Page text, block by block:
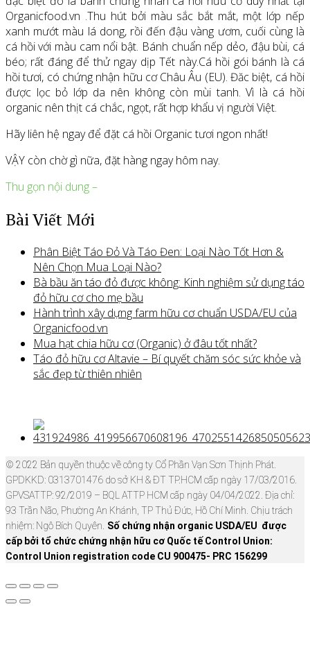
Organicfood.vn .Thu hút bởi màu sắc bắt mắt, một lớp nếp
xanh mướt màu lá dong, rồi đến đậu vàng ươm, cuối cùng là
cá hồi với màu cam nổi bật. Bánh chuẩn nếp dẻo, đậu bùi, cá
béo; rất đáng để thử ngay dịp Tết này.Cá hồi gói bánh là cá
hồi tươi, có chứng nhận hữu cơ Châu Âu (EU). Đăc biệt, cá hồi
được lọc bỏ lớp da nên không còn mùi tanh. Vì là cá hồi
organic nên thịt cá chắc, ngọt, rất hợp khẩu vị người Việt.
Hãy liên hệ ngay để đặt cá hồi Organic tươi ngon nhất!
VẬY còn chờ gì nữa, đặt hàng ngay hôm nay.
Thu gọn nội dung –
Bài Viết Mới
Phân Biệt Táo Đỏ Và Táo Đen: Loại Nào Tốt Hơn &
Nên Chọn Mua Loại Nào?
Bà bầu ăn táo đỏ được không: Kinh nghiệm sử dụng táo
đỏ hữu cơ cho mẹ bầu
Hành trình xây dựng farm hữu cơ chuẩn USDA/EU của
Organicfood.vn
Mua hạt chia hữu cơ (Organic) ở đâu tốt nhất?
Táo đỏ hữu cơ Altavie – Bí quyết chăm sóc sức khỏe và
sắc đẹp từ thiên nhiên
© 2022 Bản quyền thuộc về công ty Cổ Phần Vạn Sơn Thịnh Phát.
GPDKKD: 0313701476 do sở KH & ĐT TP.HCM cấp ngày 17/03/2016.
GPVSATTP: 92/2019 – BQL ATTP HCM cấp ngày 04/04/2022. Địa chỉ:
93 Trần Não, Phường An Khánh, TP Thủ Đức, Hồ Chí Minh. Chịu trách
nhiệm: Ngô Bích Quyên. Số chứng nhận organic USDA/EU được
cấp bởi tổ chức chứng nhận hữu cơ Quốc tế Control Union:
Control Union registration code CU 900475- PRC 156299